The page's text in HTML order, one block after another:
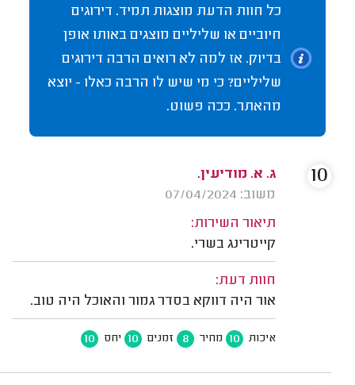
כל חוות הדעת מוצגות תמיד. דירוגים
חיוביים או שליליים מוצגים באותו אופן
בדיוק. אז למה לא רואים הרבה דירוגים
שליליים? כי מי שיש לו הרבה כאלו - יוצא
מהאתר. ככה פשוט.
ג. א. מודיעין.
משוב: 07/04/2024
תיאור השירות:
קייטרינג בשרי.
חוות דעת:
אור היה דווקא בסדר גמור והאוכל היה טוב.
איכות 10 מחיר 8 זמנים 10 יחס 10
10